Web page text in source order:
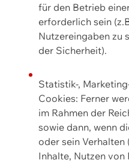
für den Betrieb
erforderlich sein
Nutzereingaben zu
der Sicherheit).
Statistik-,
Cookies: Ferner
im Rahmen der
sowie dann, wenn
oder sein
Inhalte, Nutzen von